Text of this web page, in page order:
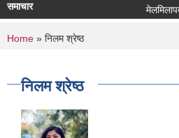
समाचार
You are here
Home » निलम श्रेष्ठ
निलम श्रेष्ठ